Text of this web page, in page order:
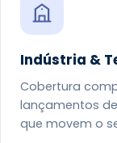
Indústria &
Cobertura
lançamentos
que movem o